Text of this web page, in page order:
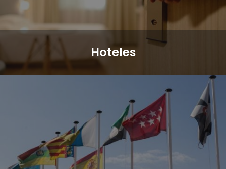
Hoteles